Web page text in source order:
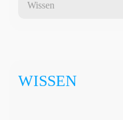
Wissen
WISSEN